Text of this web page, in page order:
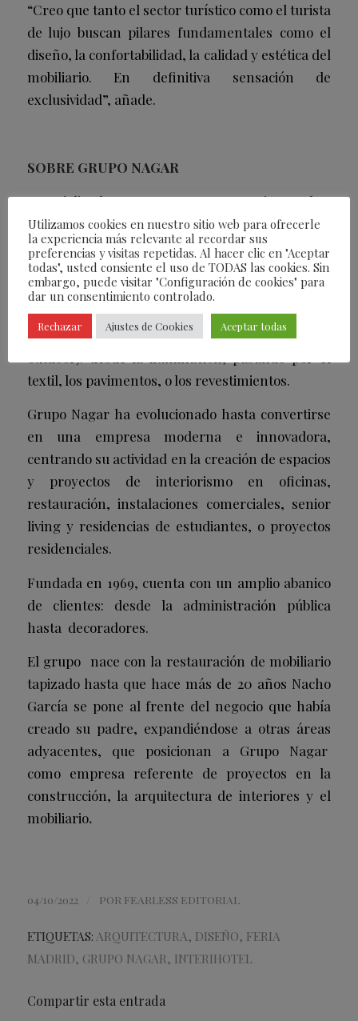
“Creo que tanto el sector turístico como el turista
de lujo buscan pilares fundamentales como el
diseño, la confortabilidad, la calidad y estética del
mobiliario. En definitiva sensación de
exclusividad”, añade.
SOBRE GRUPO NAGAR
Especializados en crear proyectos integrales,
Grupo Nagar diseña y materializa una gran
variedad de materiales y productos que cubren
todas las áreas de un hotel, restaurante o
vivienda. La empresa es fabricante de todo tipo
de productos para el mobiliario de cualquier
espacio (habitaciones, lobby, equipamiento
textil, los pavimentos, o los revestimientos.
Grupo Nagar ha evolucionado hasta convertirse
en una empresa moderna e innovadora,
centrando su actividad en la creación de espacios
y proyectos de interiorismo en oficinas,
restauración, instalaciones comerciales, senior
livingy residencias de estudiantes, o proyectos
residenciales.
Fundada en 1969, cuenta con un amplio abanico
de clientes: desde la administración pública
hasta decoradores.
El grupo nace con la restauración de mobiliario
tapizado hasta que hace más de 20 años Nacho
García se pone al frente del negocio que había
creado su padre, expandiéndose a otras áreas
adyacentes, que posicionan a Grupo Nagar
como empresa referente de proyectos en la
construcción, la arquitectura de interiores y el
mobiliario.
04/10/2022 POR FEARLESS EDITORIAL
ETIQUETAS: ARQUITECTURA, DISEÑO, FERIA
MADRID, GRUPO NAGAR, INTERIHOTEL
Compartir esta entrada
Utilizamos cookies en nuestro sitio web para ofrecerle
la experiencia más relevante al recordar sus
preferencias y visitas repetidas. Al hacer clic en "Aceptar
todas", usted consiente el uso de TODAS las cookies. Sin
embargo, puede visitar "Configuración de cookies" para
dar un consentimiento controlado.
Rechazar Ajustes de Cookies Aceptar todas